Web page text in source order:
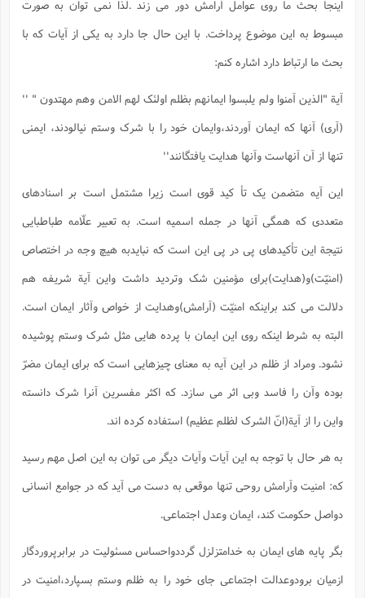
اینجا بحث ما روی عوامل آرامش دور می زند .لذا نمی توان به صورت
مبسوط به این موضوع پرداخت. با این حال جا دارد به یکی از آیات که با
بحث ما ارتباط دارد اشاره کنم:
آیة "الذین آمنوا ولم یلبسوا ایمانهم بظلم اولئک لهم الامن وهم مهتدون " ''
(آری) آنها که ایمان آوردند،وایمان خود را با شرک وستم نیالودند، ایمنی
تنها از آن آنهاست وآنها هدایت یافتگانند''
این آیه متضمن یک تأ کید قوی است زیرا مشتمل است بر اسنادهای
متعددی که همگی آنها در جمله اسمیه است. به تعبیر علّامه طباطبایی
نتیجة این تأکیدهای پی در پی این است که نبایدبه هیچ وجه در اختصاص
(امنیّت)و(هدایت)برای مؤمنین شک وتردید داشت واین آیة شریفه هم
دلالت می کند براینکه امنیّت (آرامش)وهدایت از خواص وآثار ایمان است.
البته به شرط اینکه روی این ایمان با پرده هایی مثل شرک وستم پوشیده
نشود. ومراد از ظلم در این آیه به معنای چیزهایی است که برای ایمان مضرّ
بوده وآن را فاسد وبی اثر می سازد. که اکثر مفسرین آنرا شرک دانسته
واین را از آیة(انّ الشرک لظلم عظیم) استفاده کرده اند.
به هر حال با توجه به این آیات وآیات دیگر می توان به این اصل مهم رسید
که: امنیت وآرامش روحی تنها موقعی به دست می آید که در جوامع انسانی
دواصل حکومت کند، ایمان وعدل اجتماعی.
بگر پایه های ایمان به خدامتزلزل گرددواحساس مسئولیت در برابرپروردگار
ازمیان برودوعدالت اجتماعی جای خود را به ظلم وستم بسپارد،امنیت در